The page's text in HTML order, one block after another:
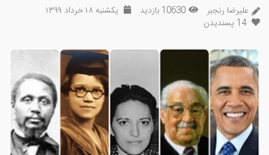
علیرضا رنجبر 10630 بازدید
یکشنبه ۱۸ خرداد ۱۳۹۹
14 پسندیدن